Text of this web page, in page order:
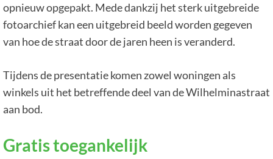
opnieuw opgepakt. Mede dankzij het sterk uitgebreide
fotoarchief kan een uitgebreid beeld worden gegeven
van hoe de straat door de jaren heen is veranderd.
Tijdens de presentatie komen zowel woningen als
winkels uit het betreffende deel van de Wilhelminastraat
aan bod.
Gratis toegankelijk